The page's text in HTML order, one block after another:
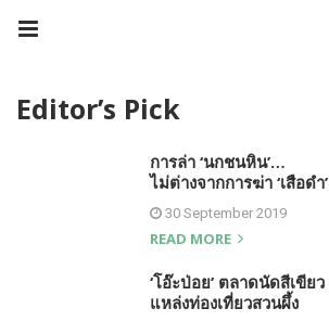
Editor’s Pick
การล่า ‘นกชนหิน’…
ไม่ต่างจากการฆ่า ‘เสือดำ’
30 September 2019
READ MORE
‘โอ๊ะป่อย’ ตลาดนัดสีเขียว
แหล่งท่องเที่ยวสวนผึ้ง